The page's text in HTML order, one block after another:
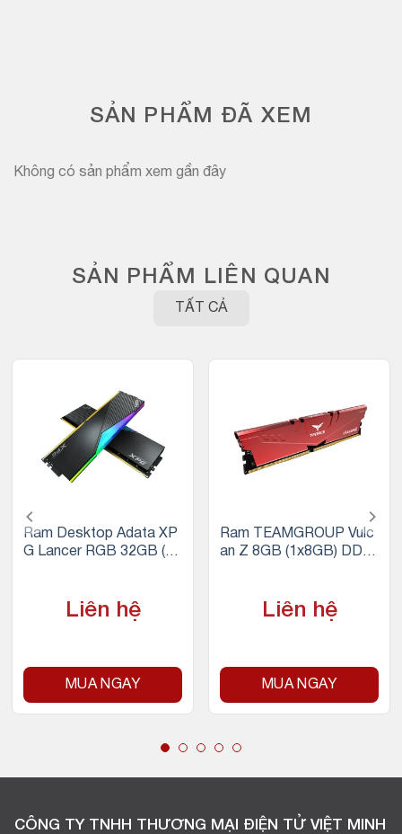
SẢN PHẨM ĐÃ XEM
Không có sản phẩm xem gần đây
SẢN PHẨM LIÊN QUAN
TẤT CẢ
Ram Desktop Adata XP
G Lancer RGB 32GB (2x
Liên hệ
MUA NGAY
Ram TEAMGROUP Vulc
an Z 8GB (1x8GB) DDR
Liên hệ
MUA NGAY
CÔNG TY TNHH THƯƠNG MẠI ĐIỆN TỬ VIỆT MINH